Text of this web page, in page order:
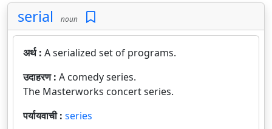
serial noun
अर्थ : A serialized set of programs.
उदाहरण : A comedy series.
The Masterworks concert series.
पर्यायवाची : series